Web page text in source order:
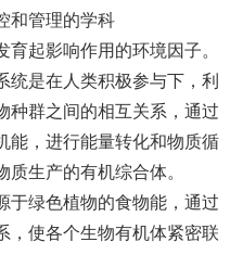
和管理的学科
起影响作用的环境因子。
统是在人类积极参与下，利
种群之间的相互关系，通过
能，进行能量转化和物质循
生产的有机综合体。
于绿色植物的食物能，通过
，使各个生物有机体紧密联